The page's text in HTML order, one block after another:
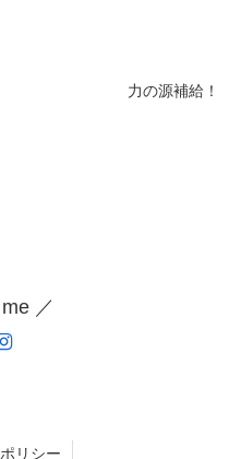
力の源補給！
／
リシー